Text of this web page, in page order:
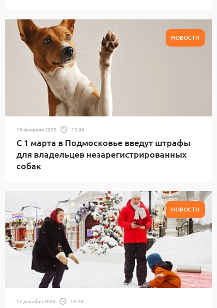
НОВОСТИ
19 февраля 2025 15:00
С 1 марта в Подмосковье введут штрафы
для владельцев незарегистрированных
собак
НОВОСТИ
17 декабря 2024 10:20